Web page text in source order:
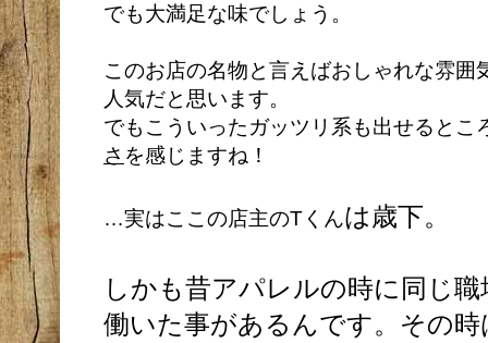
でも大満足な味でしょう。
このお店の名物と言えばおしゃれな雰囲
人気だと思います。
でもこういったガッツリ系も出せるとこ
さ を感じますね！
…実はここの店主のTくんは歳下。
しかも昔アパレルの時に同じ
働いた事があるんです。その時